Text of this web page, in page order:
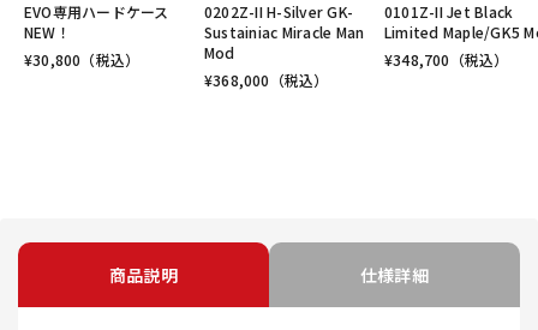
EVO専用ハードケース
NEW！
¥30,800 （税込）
0202Z-II H-Silver GK-
Sustainiac Miracle Man
Mod
¥368,000 （税込）
0101Z-II Jet Black
Limited Maple/GK5
¥348,700 （税込）
商品説明 仕様詳細